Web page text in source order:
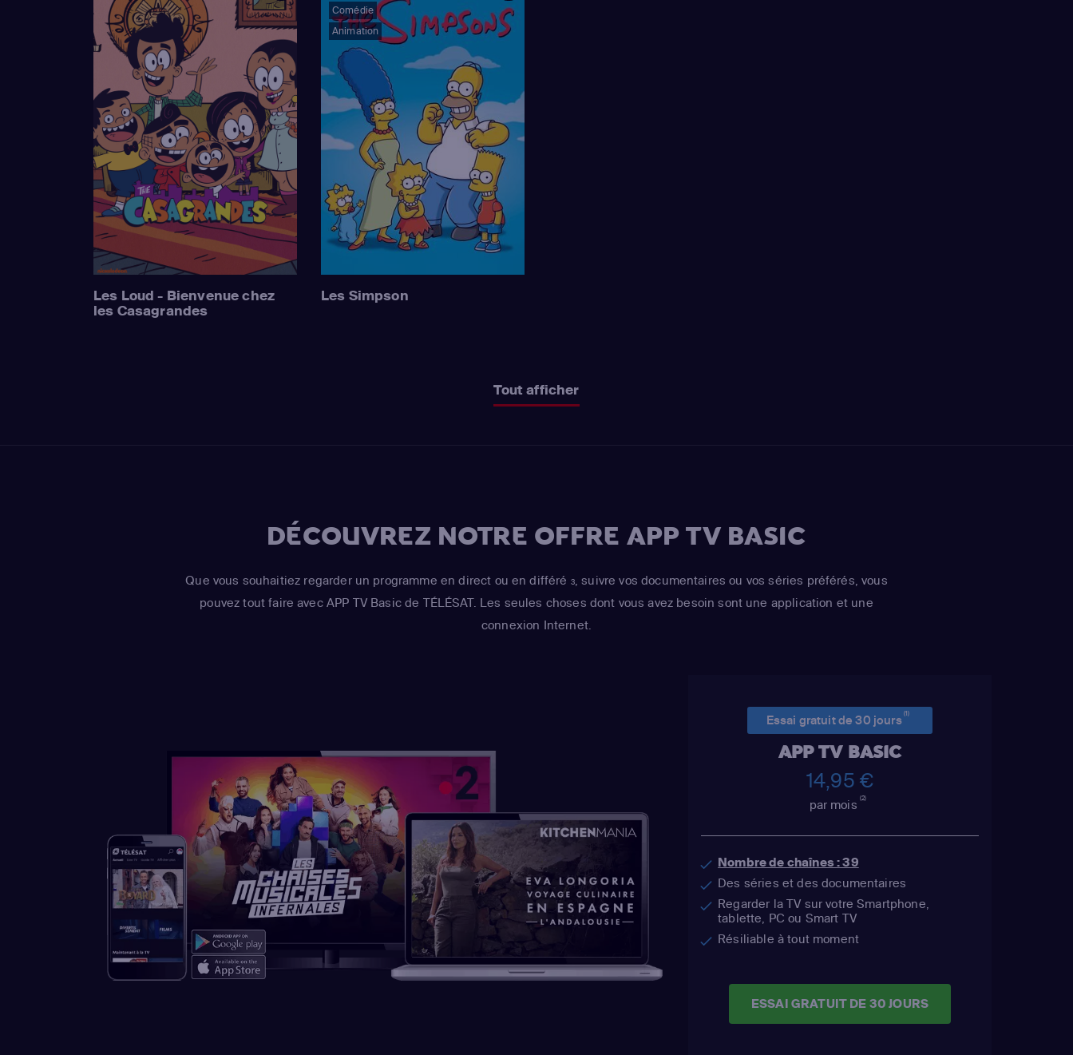
Les Loud - Bienvenue chez
les Casagrandes
Comédie
Animation
Les Simpson
Tout afficher
DÉCOUVREZ NOTRE OFFRE APP TV BASIC
Que vous souhaitiez regarder un programme en direct ou en différé 3, suivre vos documentaires ou vos séries préférés, vous
pouvez tout faire avec APP TV Basic de TÉLÉSAT. Les seules choses dont vous avez besoin sont une application et une
connexion Internet.
Essai gratuit de 30 jours(1)
APP TV BASIC
14,95 €
par mois(2)
Nombre de chaînes : 39
Des séries et des documentaires
Regarder la TV sur votre Smartphone,
tablette, PC ou Smart TV
Résiliable à tout moment
ESSAI GRATUIT DE 30 JOURS